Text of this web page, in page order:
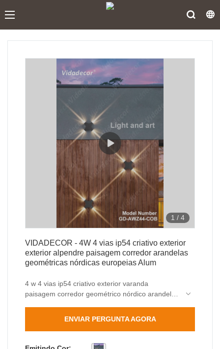
1 / 4
VIDADECOR - 4W 4 vias ip54 criativo exterior
exterior alpendre paisagem corredor arandelas
geométricas nórdicas europeias Alum
4 w 4 vias ip54 criativo exterior varanda
paisagem corredor geométrico nórdico arandelas
conduzidos por nossos inspetores profissionais
de parede ao ar livre, a luz de poste de
ENVIAR PERGUNTA AGORA